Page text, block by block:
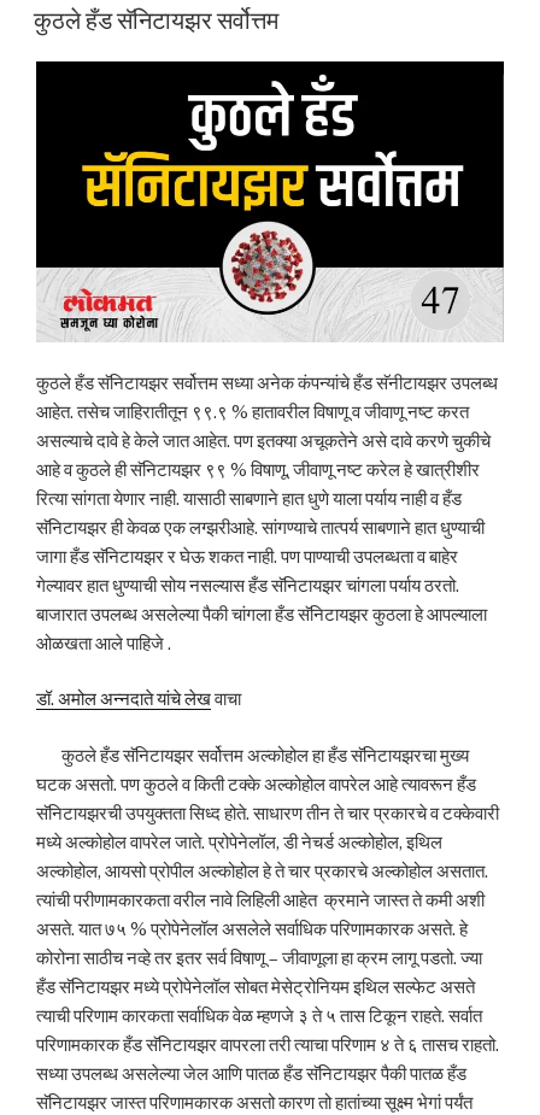
ON
कुठले हँड सॅनिटायझर सर्वोत्तम
कुठले हँड सॅनिटायझर सर्वोत्तम सध्या अनेक कंपन्यांचे हँड सॅनीटायझर उपलब्ध
आहेत. तसेच जाहिरातीतून ९९.९ % हातावरील विषाणू व जीवाणू नष्ट करत
असल्याचे दावे हे केले जात आहेत. पण इतक्या अचूकतेने असे दावे करणे चुकीचे
आहे व कुठले ही सॅनिटायझर ९९ % विषाणू, जीवाणू नष्ट करेल हे खात्रीशीर
रित्या सांगता येणार नाही. यासाठी साबणाने हात धुणे याला पर्याय नाही व हँड
सॅनिटायझर ही केवळ एक लग्झरीआहे. सांगण्याचे तात्पर्य साबणाने हात धुण्याची
जागा हँड सॅनिटायझर र घेऊ शकत नाही. पण पाण्याची उपलब्धता व बाहेर
गेल्यावर हात धुण्याची सोय नसल्यास हँड सॅनिटायझर चांगला पर्याय ठरतो.
बाजारात उपलब्ध असलेल्या पैकी चांगला हँड सॅनिटायझर कुठला हे आपल्याला
ओळखता आले पाहिजे .
डॉ. अमोल अन्नदाते यांचे लेखवाचा
कुठले हँड सॅनिटायझर सर्वोत्तम अल्कोहोल हा हँड सॅनिटायझरचा मुख्य
घटक असतो. पण कुठले व किती टक्के अल्कोहोल वापरेल आहे त्यावरून हँड
सॅनिटायझरची उपयुक्तता सिध्द होते. साधारण तीन ते चार प्रकारचे व टक्केवारी
मध्ये अल्कोहोल वापरेल जाते. प्रोपेनेलॉल, डी नेचर्ड अल्कोहोल, इथिल
अल्कोहोल, आयसो प्रोपील अल्कोहोल हे ते चार प्रकारचे अल्कोहोल असतात.
त्यांची परीणामकारकता वरील नावे लिहिली आहेत क्रमाने जास्त ते कमी अशी
असते. यात ७५ % प्रोपेनेलॉल असलेले सर्वाधिक परिणामकारक असते. हे
कोरोना साठीच नव्हे तर इतर सर्व विषाणू – जीवाणूला हा क्रम लागू पडतो. ज्या
हँड सॅनिटायझर मध्ये प्रोपेनेलॉल सोबत मेसेट्रोनियम इथिल सल्फेट असते
त्याची परिणाम कारकता सर्वाधिक वेळ म्हणजे ३ ते ५ तास टिकून राहते. सर्वात
परिणामकारक हँड सॅनिटायझर वापरला तरी त्याचा परिणाम ४ ते ६ तासच राहतो.
सध्या उपलब्ध असलेल्या जेल आणि पातळ हँड सॅनिटायझर पैकी पातळ हँड
सॅनिटायझर जास्त परिणामकारक असतो कारण तो हातांच्या सूक्ष्म भेगां पर्यंत